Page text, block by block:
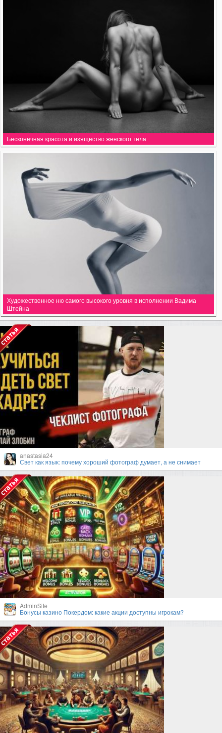
Бесконечная красота и изящество женского тела
Художественное ню самого высокого уровня в исполнении Вадима
Штейна
anastasia24
Свет как язык: почему хороший фотограф думает, а не снимает
AdminSite
Бонусы казино Покердом: какие акции доступны игрокам?